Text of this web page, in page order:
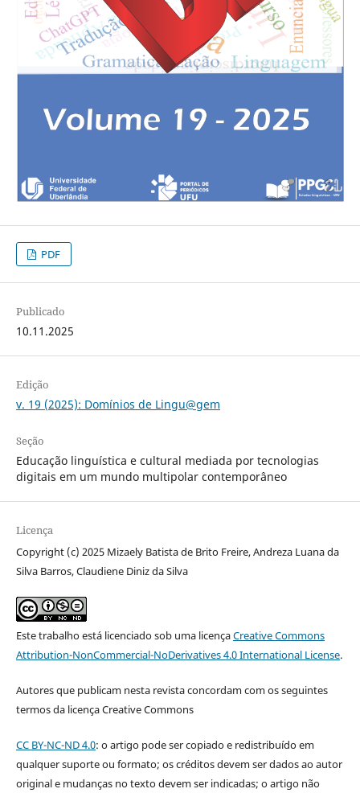
PDF
Publicado
10.11.2025
Edição
v. 19 (2025): Domínios de Lingu@gem
Seção
Educação linguística e cultural mediada por tecnologias
digitais em um mundo multipolar contemporâneo
Licença
Copyright (c) 2025 Mizaely Batista de Brito Freire, Andreza Luana da
Silva Barros, Claudiene Diniz da Silva
Este trabalho está licenciado sob uma licençaCreative Commons
Attribution-NonCommercial-NoDerivatives 4.0 International License.
Autores que publicam nesta revista concordam com os seguintes
termos da licença Creative Commons
CC BY-NC-ND 4.0: o artigo pode ser copiado e redistribuído em
qualquer suporte ou formato; os créditos devem ser dados ao autor
original e mudanças no texto devem ser indicadas; o artigo não